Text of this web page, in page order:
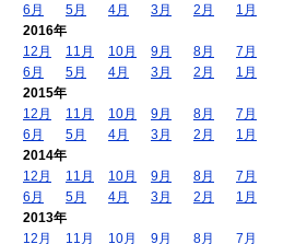
6月
5月 4月 3月 2月
1月
2016年
12月
11月 10月 9月 8月
7月
6月
5月 4月 3月 2月
1月
2015年
12月
11月 10月 9月 8月
7月
6月
5月 4月 3月 2月
1月
2014年
12月
11月 10月 9月 8月
7月
6月
5月 4月 3月 2月
1月
2013年
12月
11月 10月 9月 8月 7月